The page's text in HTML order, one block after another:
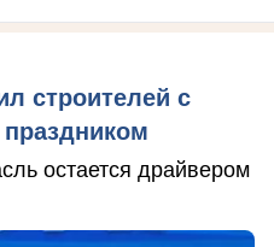
строителей с
остается драйвером